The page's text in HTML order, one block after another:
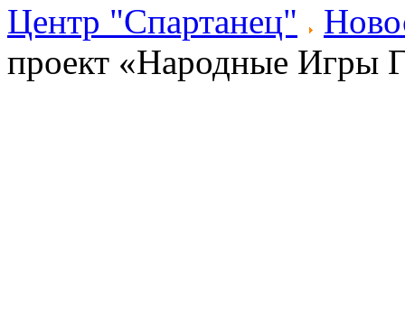
Центр "Спартанец"
проект «Народные Игры